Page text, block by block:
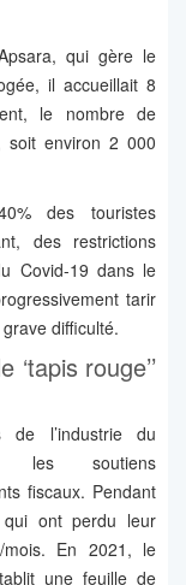
qui gère le
il accueillait 8
le nombre de
soit environ 2 000
des touristes
des restrictions
Covid-19 dans le
tarir
difficulté.
rouge’’
de l’industrie du
les soutiens
fiscaux. Pendant
ont perdu leur
En 2021, le
une feuille de